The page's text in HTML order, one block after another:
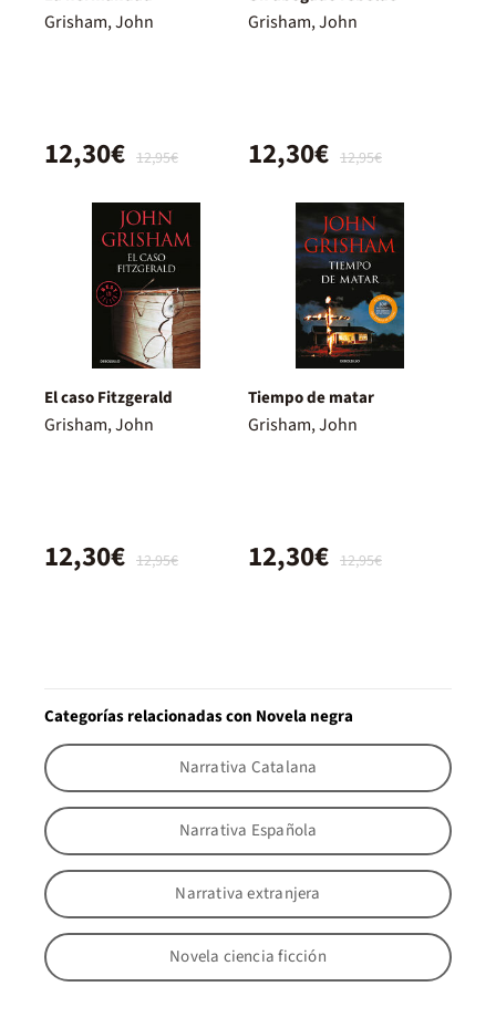
Grisham, John
12,95€
12,30€
Grisham, John
12,95€
12,30€
El caso Fitzgerald
Grisham, John
12,95€
12,30€
Tiempo de matar
Grisham, John
12,95€
12,30€
Categorías relacionadas con Novela negra
Narrativa Catalana
Narrativa Española
Narrativa extranjera
Novela ciencia ficción